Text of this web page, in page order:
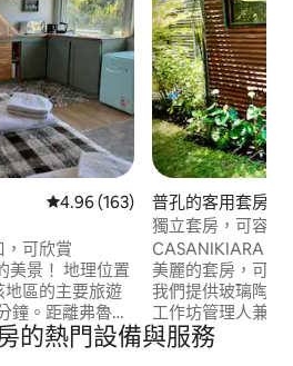
從 163 則評價中獲得 4.96 的平均
4.96 (163)
可欣賞
美景！ 地理位置
區的主要旅遊
鐘。距離弗魯蒂
離蘭基韋
分鐘，距離機場
普孔的客用套房
獨立套房，可容納
CASANIKIARA
美麗的套房，可供兩人入
我們提供玻璃陶瓷
工作坊管理人兼工
作品。 自然安靜
從普孔市中心開
的熱門設備與服務